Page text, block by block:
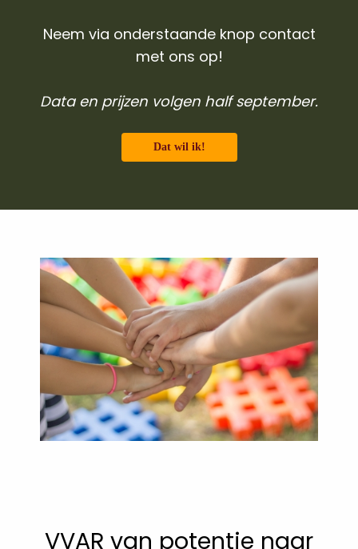
Neem via onderstaande knop contact
met ons op!
Data en prijzen volgen half september.
Dat wil ik!
VVAR van potentie naar